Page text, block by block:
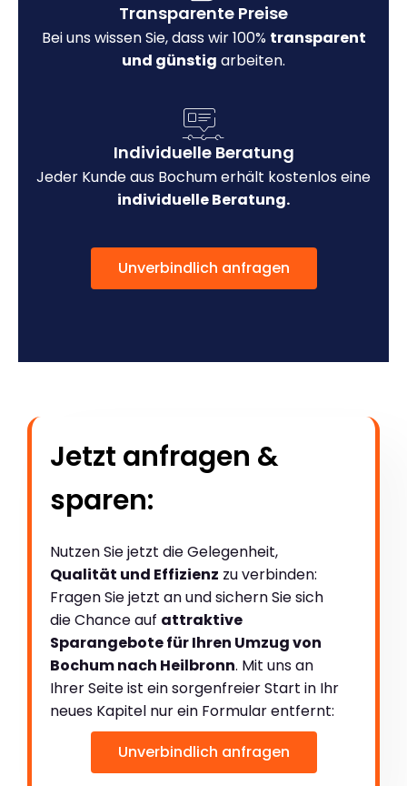
Transparente Preise
Bei uns wissen Sie, dass wir 100% transparent
und günstig arbeiten.
Individuelle Beratung
Jeder Kunde aus Bochum erhält kostenlos eine
individuelle Beratung.
Unverbindlich anfragen
Jetzt anfragen &
sparen:
Nutzen Sie jetzt die Gelegenheit,
Qualität und Effizienz zu verbinden:
Fragen Sie jetzt an und sichern Sie sich
die Chance auf attraktive
Sparangebote für Ihren Umzug von
Bochum nach Heilbronn. Mit uns an
Ihrer Seite ist ein sorgenfreier Start in Ihr
neues Kapitel nur ein Formular entfernt:
Unverbindlich anfragen